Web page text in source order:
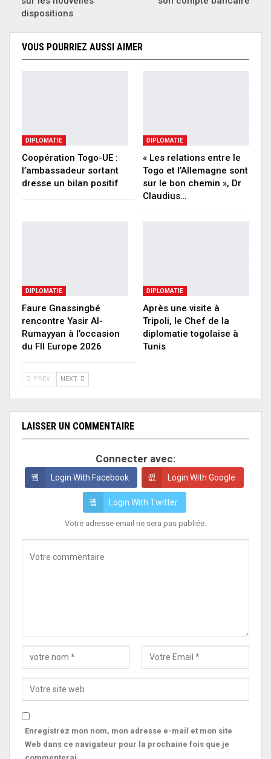
dispositions
VOUS POURRIEZ AUSSI AIMER
DIPLOMATIE
Coopération Togo-UE :
l’ambassadeur sortant
dresse un bilan positif
DIPLOMATIE
« Les relations entre le
Togo et l’Allemagne sont
sur le bon chemin », Dr
Claudius…
DIPLOMATIE
Faure Gnassingbé
rencontre Yasir Al-
Rumayyan à l’occasion
du FII Europe 2026
DIPLOMATIE
Après une visite à
Tripoli, le Chef de la
diplomatie togolaise à
Tunis
PREV NEXT
LAISSER UN COMMENTAIRE
Connecter avec:
Login With Facebook Login With Google
Login With Twitter
Votre adresse email ne sera pas publiée.
Enregistrez mon nom, mon adresse e-mail et mon site
Web dans ce navigateur pour la prochaine fois que je